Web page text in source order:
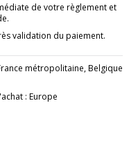
de votre règlement et
validation du paiement.
métropolitaine, Belgique
: Europe